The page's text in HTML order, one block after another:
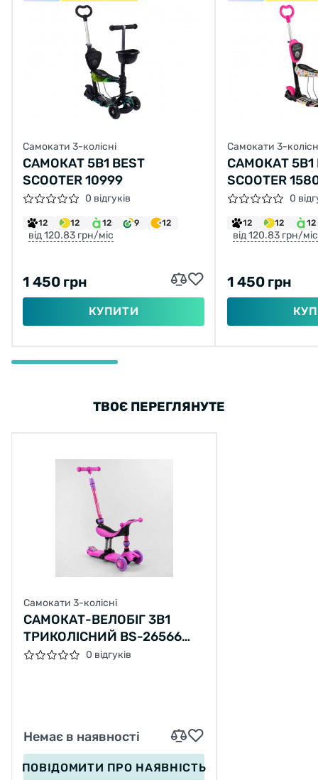
Самокати 3-колісні
САМОКАТ 5В1 BEST
SCOOTER 10999
0 відгуків
12 12 12 9 12
від 120.83 грн/міс
1 450 грн
КУПИТИ
Самокати 3-
САМОКАТ 5В1
SCOOTER
0
12 12 12
від 120.83 грн/міс
1 450 грн
ТВОЄ ПЕРЕГЛЯНУТЕ
Самокати 3-колісні
САМОКАТ-ВЕЛОБІГ 3В1
ТРИКОЛІСНИЙ BS-26566
BEST SCOOTER, 3 КОЛЕСА
0 відгуків
Немає в наявності
ПОВІДОМИТИ ПРО НАЯВНІСТЬ